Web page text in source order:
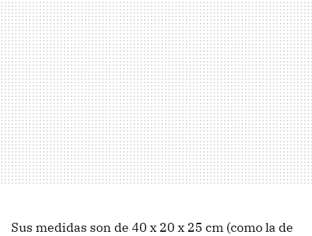
Sus medidas son de 40 x 20 x 25 cm (como la de